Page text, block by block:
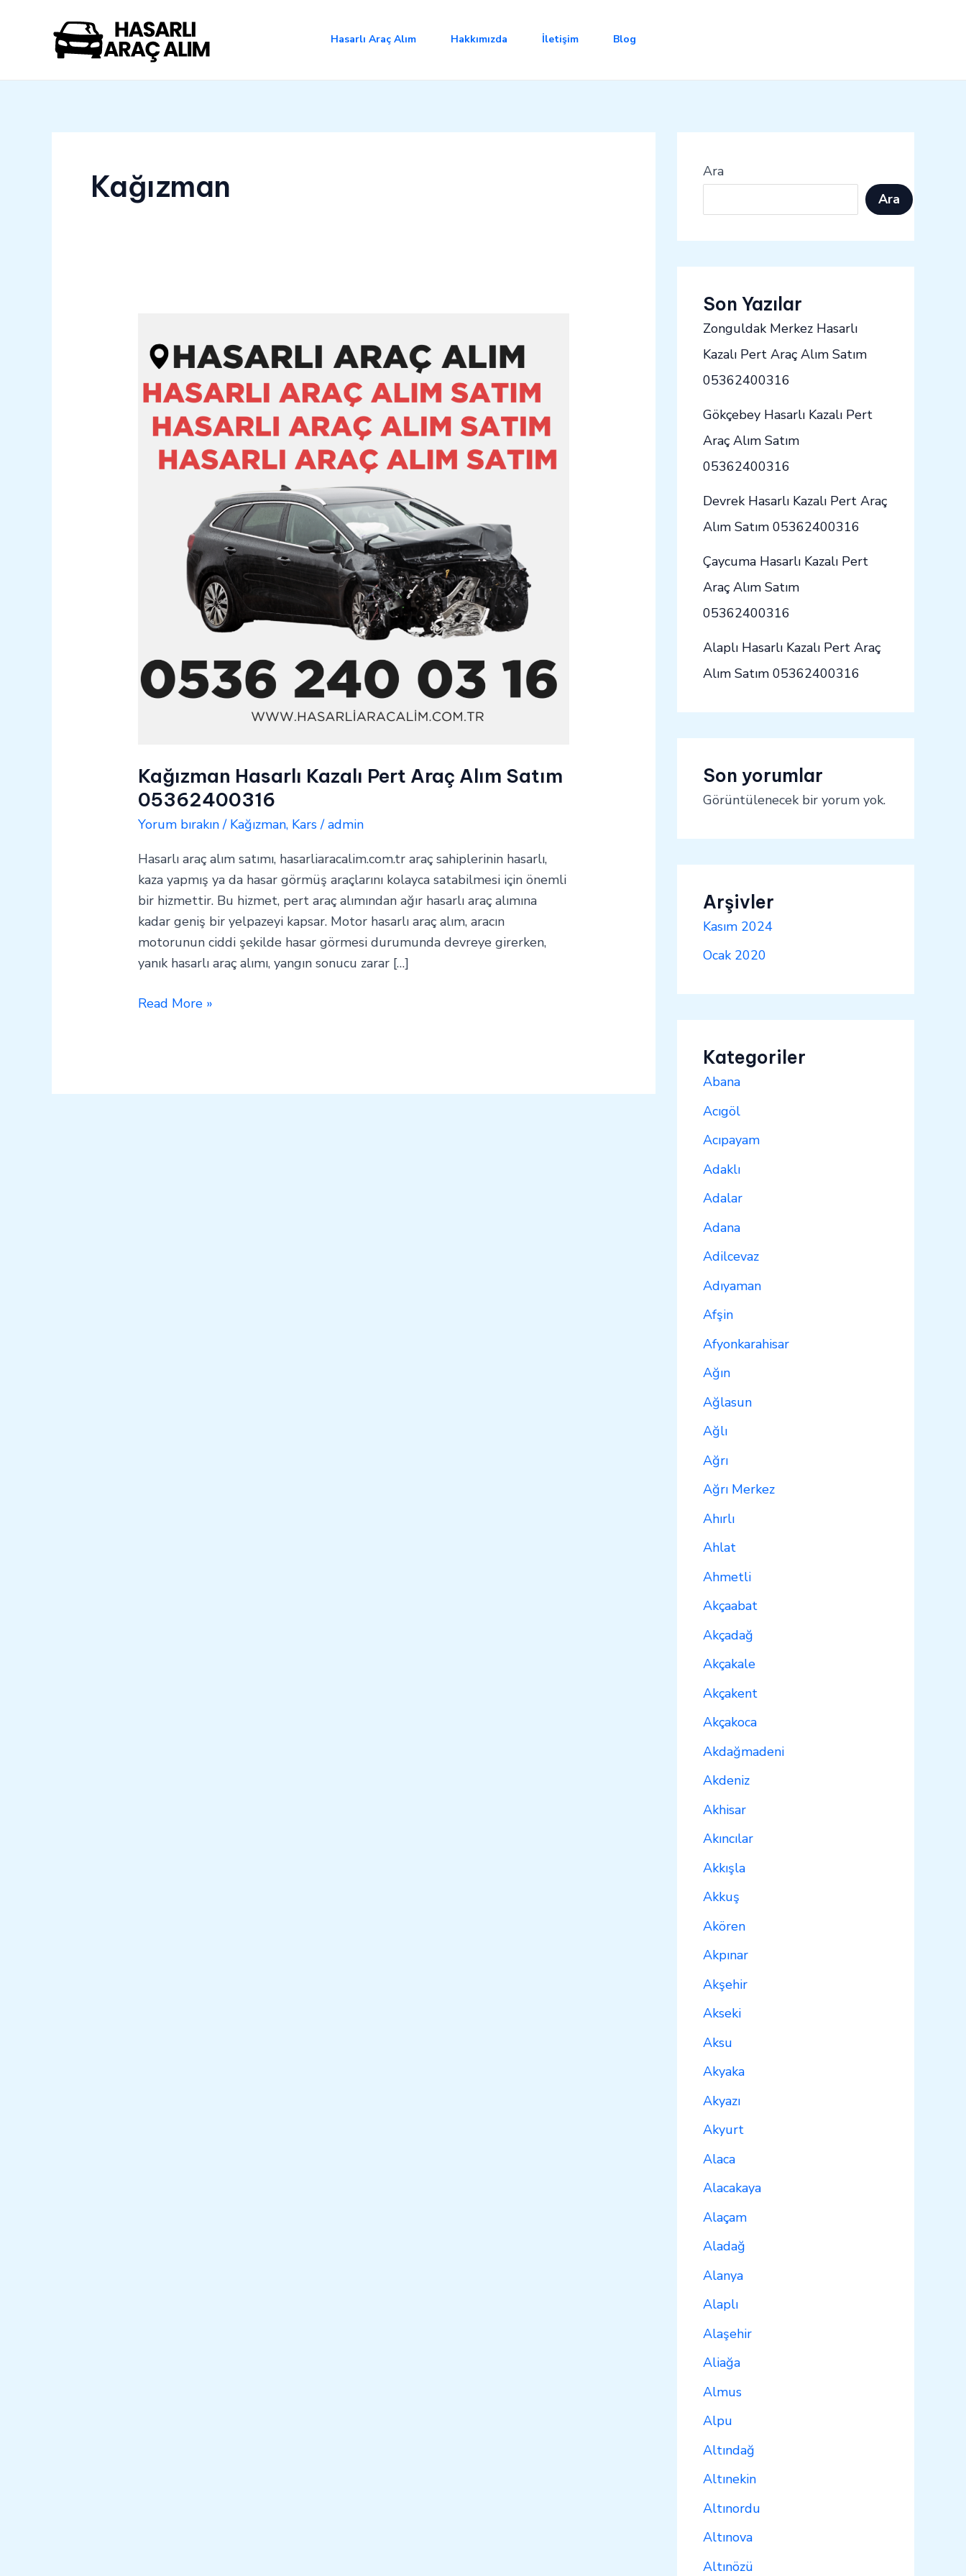
Hasarlı Araç Alım Hakkımızda İletişim Blog
Kağızman
Kağızman Hasarlı Kazalı Pert Araç Alım Satım
05362400316
Yorum bırakın / Kağızman, Kars/admin
Hasarlı araç alım satımı, hasarliaracalim.com.tr araç sahiplerinin hasarlı,
kaza yapmış ya da hasar görmüş araçlarını kolayca satabilmesi için önemli
bir hizmettir. Bu hizmet, pert araç alımından ağır hasarlı araç alımına
kadar geniş bir yelpazeyi kapsar. Motor hasarlı araç alım, aracın
motorunun ciddi şekilde hasar görmesi durumunda devreye girerken,
yanık hasarlı araç alımı, yangın sonucu zarar […]
Hasarlı
Kazalı
Pert
Araç
Alım
Satım
05362400316
Read More »
Ara
Ara
Son Yazılar
Zonguldak Merkez Hasarlı
Kazalı Pert Araç Alım Satım
05362400316
Gökçebey Hasarlı Kazalı Pert
Araç Alım Satım
05362400316
Devrek Hasarlı Kazalı Pert Araç
Alım Satım 05362400316
Çaycuma Hasarlı Kazalı Pert
Araç Alım Satım
05362400316
Alaplı Hasarlı Kazalı Pert Araç
Alım Satım 05362400316
Son yorumlar
Görüntülenecek bir yorum yok.
Arşivler
Kasım 2024
Ocak 2020
Kategoriler
Abana
Acıgöl
Acıpayam
Adaklı
Adalar
Adana
Adilcevaz
Adıyaman
Afşin
Afyonkarahisar
Ağın
Ağlasun
Ağlı
Ağrı
Ağrı Merkez
Ahırlı
Ahlat
Ahmetli
Akçaabat
Akçadağ
Akçakale
Akçakent
Akçakoca
Akdağmadeni
Akdeniz
Akhisar
Akıncılar
Akkışla
Akkuş
Akören
Akpınar
Akşehir
Akseki
Aksu
Akyaka
Akyazı
Akyurt
Alaca
Alacakaya
Alaçam
Aladağ
Alanya
Alaplı
Alaşehir
Aliağa
Almus
Alpu
Altındağ
Altınekin
Altınordu
Altınova
Altınözü